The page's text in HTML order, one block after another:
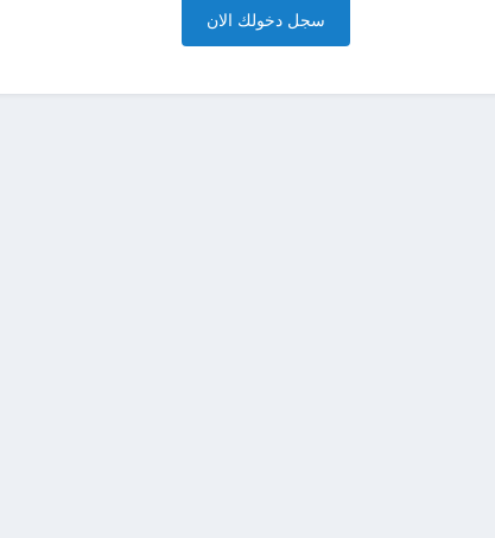
سجل دخولك الان